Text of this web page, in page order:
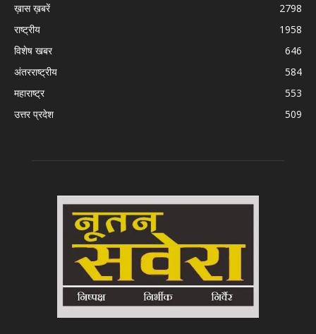
ख़ास ख़बरें
2798
राष्ट्रीय
1958
विशेष खबर
646
अंतरराष्ट्रीय
584
महाराष्ट्र
553
उत्तर प्रदेश
509